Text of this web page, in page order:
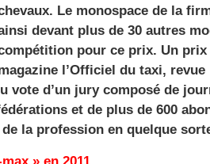
Le monospace de la
devant plus de 30 autres
pour ce prix. Un
l’Officiel du taxi,
vote d’un jury composé de
et de plus de 600
la profession en quelque
» en 2011